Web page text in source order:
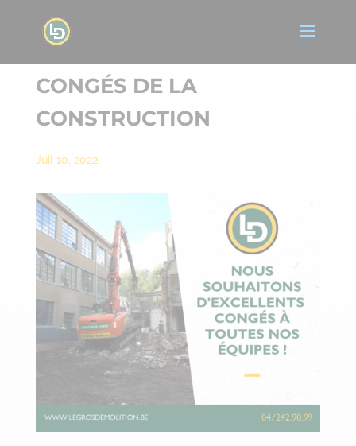
CONGÉS DE LA
CONSTRUCTION
Juil 10, 2022